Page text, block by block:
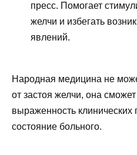
пресс. Помогает
желчи и избегать
явлений.
Народная медицина не
от застоя желчи, она
выраженность клинических
состояние больного.